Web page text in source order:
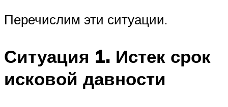
Перечислим эти ситуации.
Ситуация 1. Истек срок
исковой давности